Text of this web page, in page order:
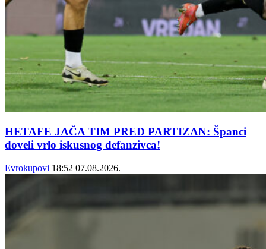
HETAFE JAČA TIM PRED PARTIZAN: Španci
doveli vrlo iskusnog defanzivca!
Evrokupovi 18:52 07.08.2026.